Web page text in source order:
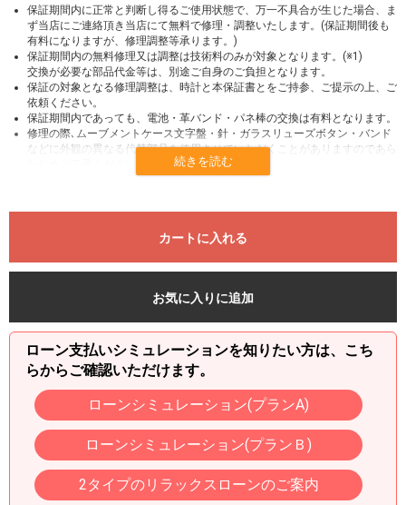
保証期間内に正常と判断し得るご使用状態で、万一不具合が生じた場合、ま
ず当店にご連絡頂き当店にて無料で修理・調整いたします。(保証期間後も
有料になりますが、修理調整等承ります。)
保証期間内の無料修理又は調整は技術料のみが対象となります。(※1)
交換が必要な部品代金等は、別途ご自身のご負担となります。
保証の対象となる修理調整は、時計と本保証書とをご持参、ご提示の上、ご
依頼ください。
保証期間内であっても、電池・革バンド・パネ棒の交換は有料となります。
修理の際､ムーブメントケース文字盤・針・ガラスリューズボタン・バンド
などに外観の異なる代替部品を使用させていただくことがありますのであら
(修理・調整の際にメーカーによって長期間のお預かりになることがありま
アンティークの場合、メーカーでの修理が出来ない場合があります。
上記の保証期間内あるいは保証対象部分であっても、次のような場合には有
誤ったご使用や不注意による故障または損傷
機械内部への水分等混入、サビが原因となる故障
文字盤の破損や変色
他店、他社様で開蓋した場合、また見積もられた費用
火災・水害または地震など、天災地変による故障または損傷及び盗
難
ご使用中に生じる外観上の変化(ケースガラス金属バンドの小キズな
保証期間内であっても当店修理部において修理・調整が必要ない、
また許容範囲と判断し、お客様の要望で行う場合
本保証書の書き換えが認められた場合
本保証書のご提示がない場合
保証書は、ご購入ご本人様のみ有効となり譲り受けた場合には保証
カートに入れる
お気に入りに追加
ローン支払いシミュレーションを知りたい方は、こち
らからご確認いただけます。
ローンシミュレーション(プランA)
ローンシミュレーション(プランＢ)
2タイプのリラックスローンのご案内